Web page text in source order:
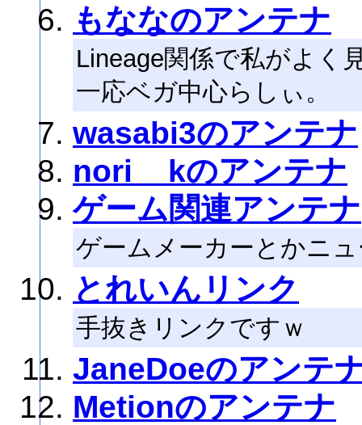
もななのアンテナ
Lineage関係で私がよく
一応ベガ中心らしぃ。
wasabi3のアンテナ
nori__kのアンテナ
ゲーム関連アンテナ
ゲームメーカーとかニ
とれいんリンク
手抜きリンクですｗ
JaneDoeのアンテ
Metionのアンテナ